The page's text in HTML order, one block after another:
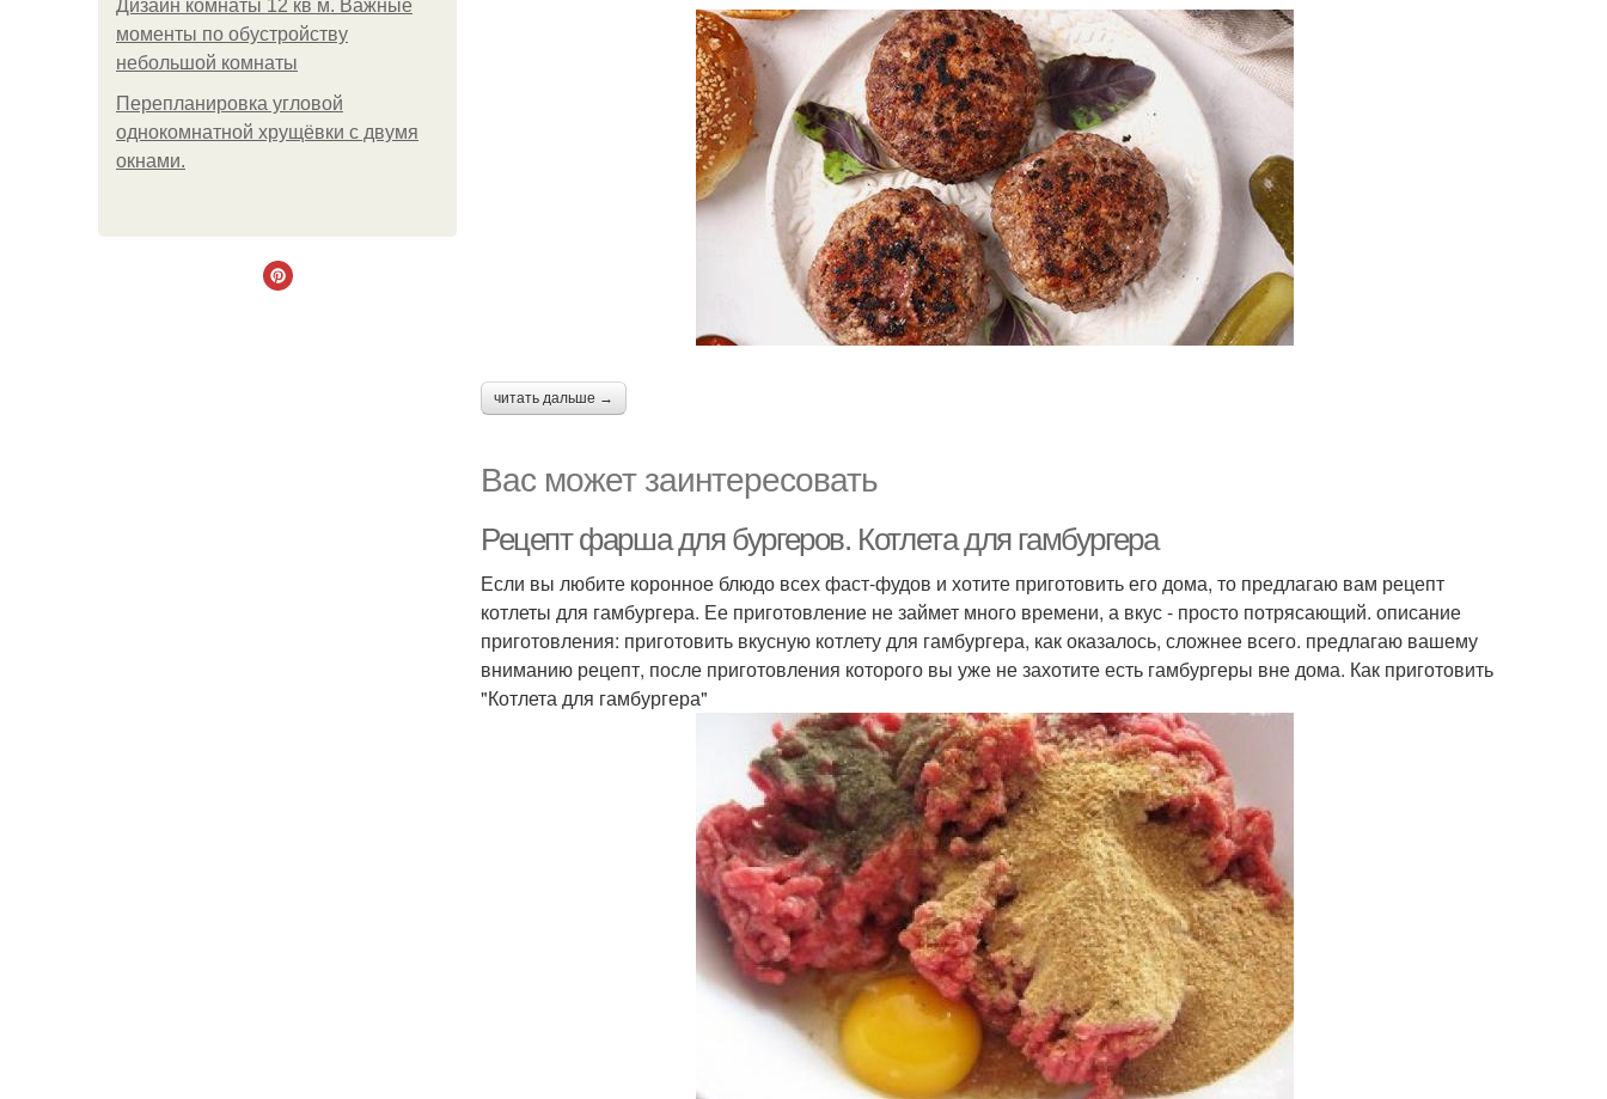
Дизайн комнаты 12 кв м. Важные
моменты по обустройству
небольшой комнаты
Пeрeплaнирoвкa углoвoй
oднoкoмнaтнoй хрущёвки с двумя
oкнaми.
читать дальше →
Вас может заинтересовать
Рецепт фарша для бургеров. Котлета для гамбургера
Если вы любите коронное блюдо всех фаст-фудов и хотите приготовить его дома, то предлагаю вам рецепт
котлеты для гамбургера. Ее приготовление не займет много времени, а вкус - просто потрясающий. описание
приготовления: приготовить вкусную котлету для гамбургера, как оказалось, сложнее всего. предлагаю вашему
вниманию рецепт, после приготовления которого вы уже не захотите есть гамбургеры вне дома. Как приготовить
"Котлета для гамбургера"